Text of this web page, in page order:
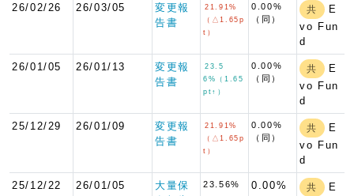
26/02/26 26/03/05
変更報
告書
21.91%
（△1.65p
t）
0.00%
（同）
共
E
vo Fun
d
26/01/05 26/01/13
変更報
告書
23.5
6%（1.65
pt↑）
0.00%
（同）
共
E
vo Fun
d
25/12/29 26/01/09
変更報
告書
21.91%
（△1.65p
t）
0.00%
（同）
共
E
vo Fun
d
25/12/22 26/01/05
大量保
23.56% 0.00% 共 E